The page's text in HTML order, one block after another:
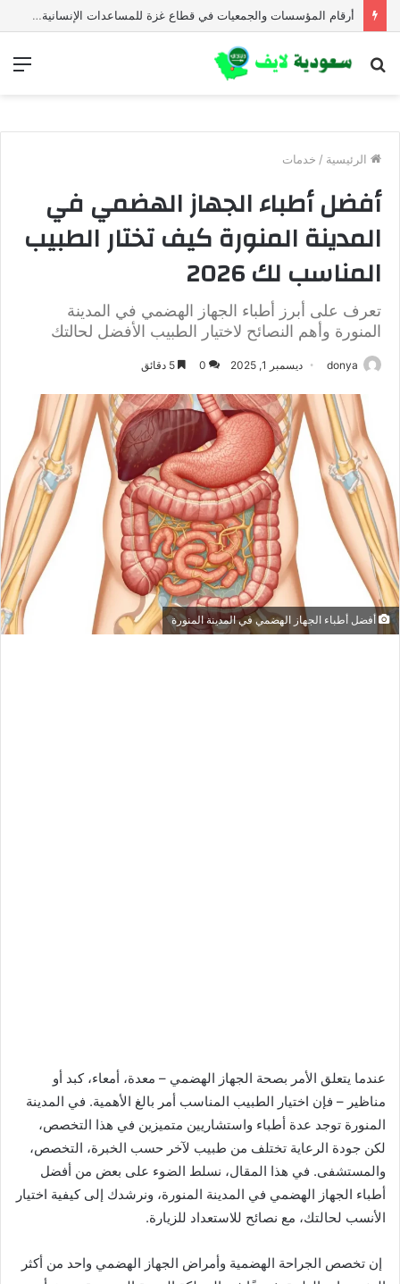
رابط الاستعلام وتحديث البيانات في جمعية أصيل للتنمية
بحث
الرئيسية / خدمات
أفضل أطباء الجهاز الهضمي في
المدينة المنورة كيف تختار الطبيب
المناسب لك 2026
تعرف على أبرز أطباء الجهاز الهضمي في المدينة
المنورة وأهم النصائح لاختيار الطبيب الأفضل لحالتك
donya ديسمبر 1, 2025 0
أفضل أطباء الجهاز الهضمي في المدينة المنورة
عندما يتعلق الأمر بصحة الجهاز الهضمي – معدة، أمعاء، كبد أو
مناظير – فإن اختيار الطبيب المناسب أمر بالغ الأهمية. في المدينة
المنورة توجد عدة أطباء واستشاريين متميزين في هذا التخصص،
لكن جودة الرعاية تختلف من طبيب لآخر حسب الخبرة، التخصص،
والمستشفى. في هذا المقال، نسلط الضوء على بعض من أفضل
أطباء الجهاز الهضمي في المدينة المنورة، ونرشدك إلى كيفية اختيار
الأنسب لحالتك، مع نصائح للاستعداد للزيارة.
إن تخصص الجراحة الهضمية وأمراض الجهاز الهضمي واحد من أكثر